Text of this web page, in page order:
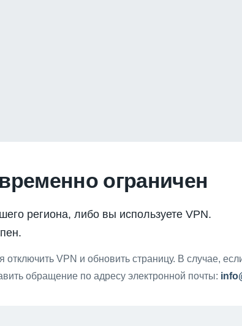
ограничен
региона, либо вы используете VPN.
VPN и обновить страницу. В случае,
обращение по адресу электронной почты: